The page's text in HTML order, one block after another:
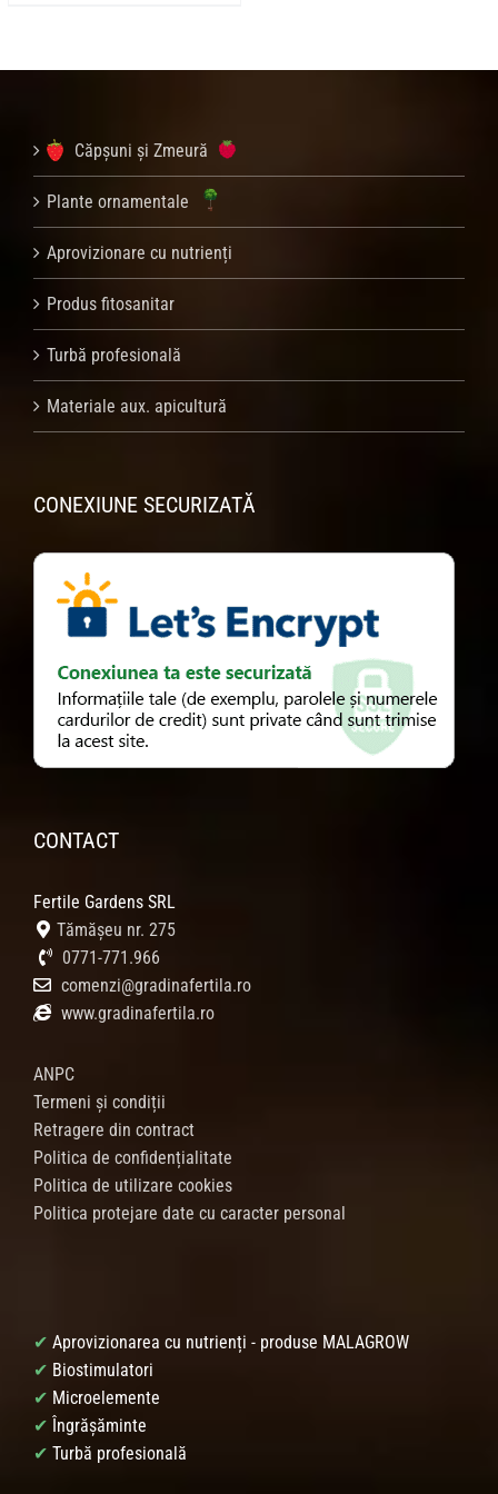
Căpșuni și Zmeură
Plante ornamentale
Aprovizionare cu nutrienți
Produs fitosanitar
Turbă profesională
Materiale aux. apicultură
CONEXIUNE SECURIZATĂ
CONTACT
Fertile Gardens SRL
Tămășeu nr. 275
0771-771.966
comenzi@gradinafertila.ro
www.gradinafertila.ro
ANPC
Termeni și condiții
Retragere din contract
Politica de confidențialitate
Politica de utilizare cookies
Politica protejare date cu caracter personal
✔ Aprovizionarea cu nutrienți - produse MALAGROW
✔ Biostimulatori
✔ Microelemente
✔ Îngrășăminte
✔ Turbă profesională